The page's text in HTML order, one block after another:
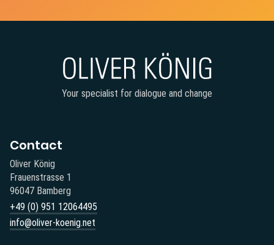
Your specialist for dialogue and change
Contact
Oliver König
Frauenstrasse 1
96047 Bamberg
+49 (0) 951 12064495‬
info@oliver-koenig.net